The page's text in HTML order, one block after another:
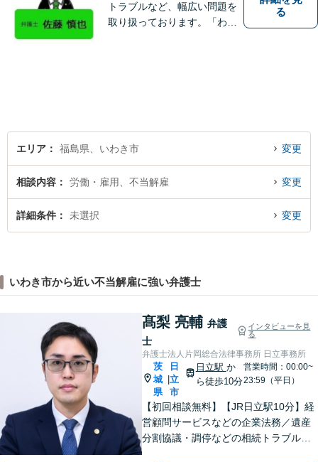
トラブルなど、幅広い問題を
取り扱っております。「わか
る
エリア 福島県、いわき市 変更
相談内容 労働・雇用、不当解雇 変更
詳細条件 未選択 変更
いわき市から近い不当解雇に強い弁護士
髙梨 亮輔 弁護
士
インタビューを見
る
弁護士法人片岡総合法律事務所 日立事務所
茨
城
県
|
日
立
市
日立駅 か
ら徒歩10分
営業時間：00:00~
23:59（平日）
【初回相談無料】【JR日立駅10分】経
営顧問サービスなどの企業法務／遺産
分割協議・調停などの相続トラブルや